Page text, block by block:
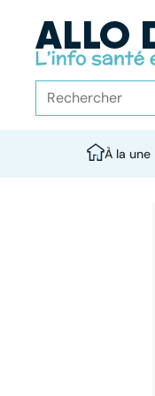
À la une